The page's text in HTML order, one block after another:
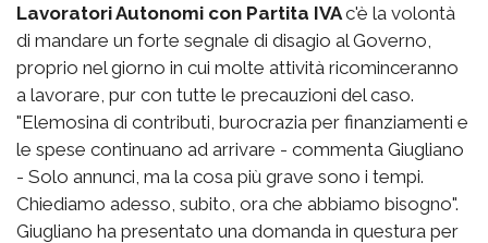
Lavoratori Autonomi con Partita IVAc'è la volontà
di mandare un forte segnale di disagio al Governo,
proprio nel giorno in cui molte attività ricominceranno
a lavorare, pur con tutte le precauzioni del caso.
"Elemosina di contributi, burocrazia per finanziamenti e
le spese continuano ad arrivare - commenta Giugliano
- Solo annunci, ma la cosa più grave sono i tempi.
Chiediamo adesso, subito, ora che abbiamo bisogno".
Giugliano ha presentato una domanda in questura per